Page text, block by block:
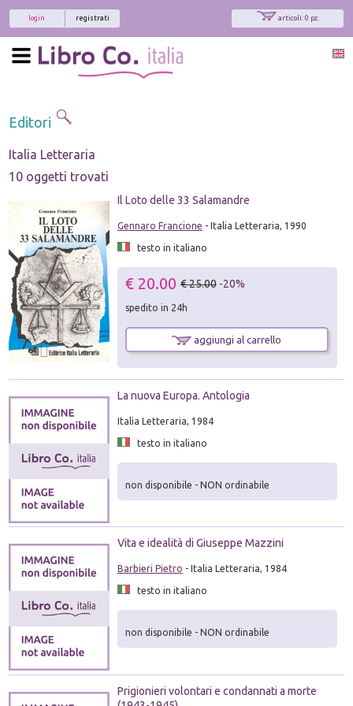
articoli: 0 pz.
registrati
login
Editori
Italia Letteraria
10 oggetti trovati
Il Loto delle 33 Salamandre
Gennaro Francione - Italia Letteraria, 1990
testo in italiano
€ 20.00 € 25.00 -20%
spedito in 24h
aggiungi al carrello
La nuova Europa. Antologia
Italia Letteraria, 1984
testo in italiano
non disponibile - NON ordinabile
Vita e idealità di Giuseppe Mazzini
Barbieri Pietro - Italia Letteraria, 1984
testo in italiano
non disponibile - NON ordinabile
Prigionieri volontari e condannati a morte